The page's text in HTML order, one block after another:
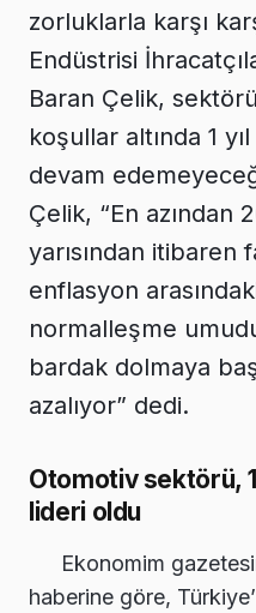
zorluklarla karşı
Endüstrisi
Baran Çelik,
koşullar altında 1
devam
Çelik, “En azından
yarısından
enflasyon
normalleşme
bardak dolmaya
azalıyor” dedi.
Otomotiv sektörü,
lideri oldu
Ekonomim
haberine göre,